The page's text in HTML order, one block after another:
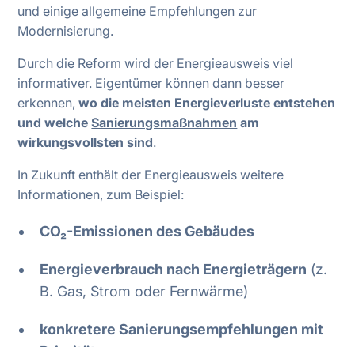
und einige allgemeine Empfehlungen zur
Modernisierung.
Durch die Reform wird der Energieausweis viel
informativer. Eigentümer können dann besser
erkennen,wo die meisten Energieverluste entstehen
und welcheSanierungsmaßnahmen am
wirkungsvollsten sind.
In Zukunft enthält der Energieausweis weitere
Informationen, zum Beispiel:
CO₂-Emissionen des Gebäudes
Energieverbrauch nach Energieträgern (z.
B. Gas, Strom oder Fernwärme)
konkretere Sanierungsempfehlungen mit